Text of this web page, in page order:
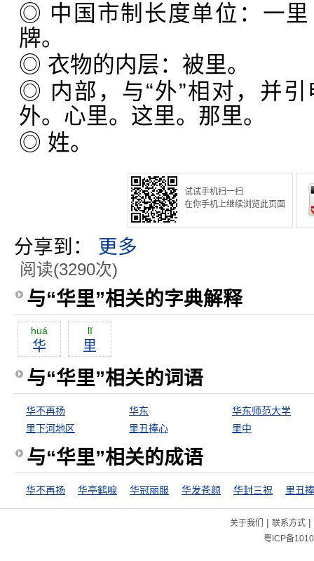
◎ 中国市制长度单位：一
牌。
◎ 衣物的内层：被里。
◎ 内部，与“外”相对，并
外。心里。这里。那里。
◎ 姓。
试试手机扫一扫
在你手机上继续浏览此页面
分享到： 更多
阅读(3290次)
与“华里”相关的字典解释
huá
华
lĭ
里
与“华里”相关的词语
华不再扬 华东
华东师范大学
里下河地区
里丑捧心 里中
与“华里”相关的成语
华不再扬 华亭鹤唳 华冠丽服 华发苍颜 华封三祝 里丑
关于我们 | 联系方式|
粤ICP备